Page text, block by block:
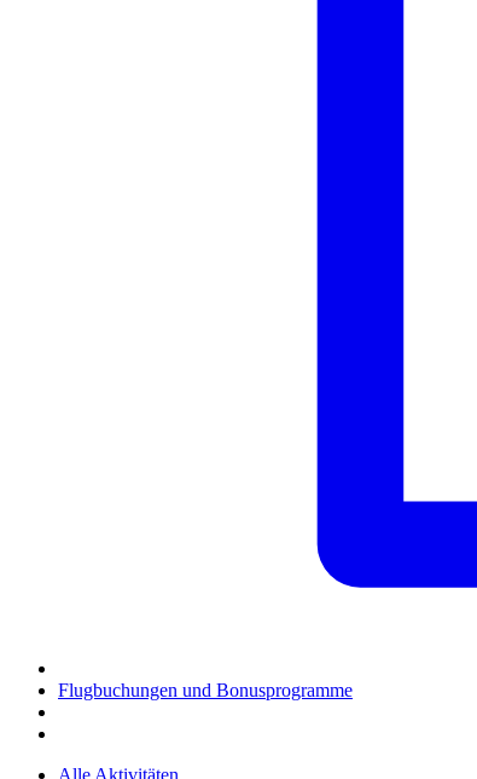
Flugbuchungen und Bonusprogramme